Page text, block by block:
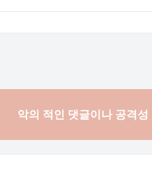
악의 적인 댓글이나 공격성